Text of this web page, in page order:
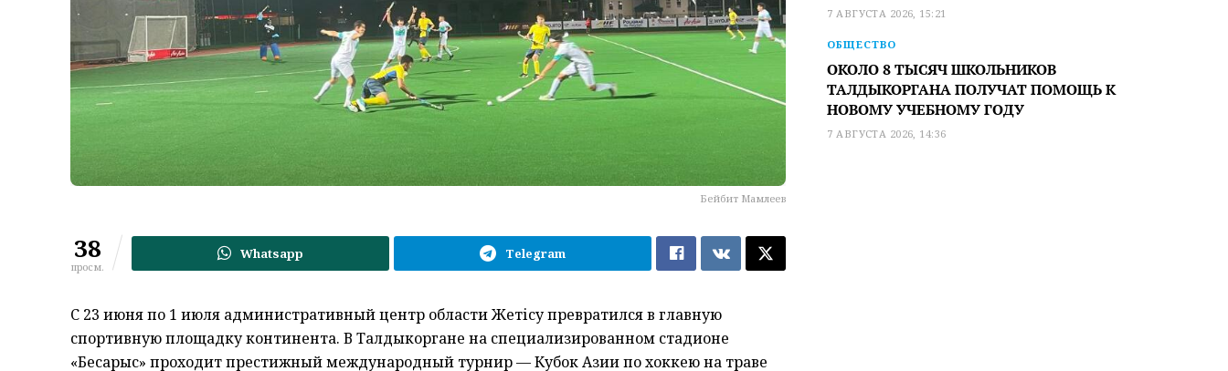
Бейбит Мамлеев
38
просм.
Whatsapp Telegram
С 23 июня по 1 июля административный центр области Жетісу превратился в главную
спортивную площадку континента. В Талдыкоргане на специализированном стадионе
«Бесарыс» проходит престижный международный турнир — Кубок Азии по хоккею на траве
7 АВГУСТА 2026, 15:21
ОБЩЕСТВО
ОКОЛО 8 ТЫСЯЧ ШКОЛЬНИКОВ
ТАЛДЫКОРГАНА ПОЛУЧАТ ПОМОЩЬ К
НОВОМУ УЧЕБНОМУ ГОДУ
7 АВГУСТА 2026, 14:36